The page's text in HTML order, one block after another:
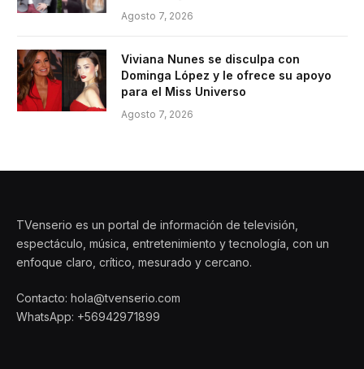
Agosto 7, 2026
Viviana Nunes se disculpa con
Dominga López y le ofrece su apoyo
para el Miss Universo
Agosto 7, 2026
TVenserio es un portal de información de televisión,
espectáculo, música, entretenimiento y tecnología, con un
enfoque claro, crítico, mesurado y cercano.
Contacto: hola@tvenserio.com
WhatsApp: +56942971899